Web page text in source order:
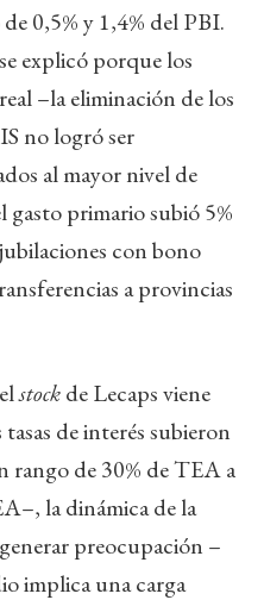
0,5% y 1,4% del PBI.
explicó porque los
–la eliminación de los
no logró ser
al mayor nivel de
primario subió 5%
con bono
a provincias
stockde Lecaps viene
de interés subieron
rango de 30% de TEA a
la dinámica de la
preocupación –
implica una carga